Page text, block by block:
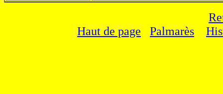
Haut de page
Palmarès